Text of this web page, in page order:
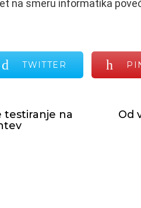
na smeru informatika
TWITTER
testiranje na
Od